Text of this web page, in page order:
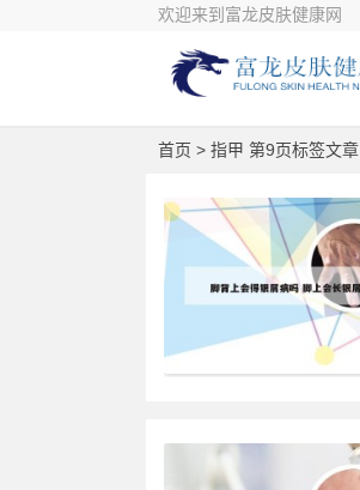
欢迎来到富龙皮肤健康网
首页 > 指甲 第9页标签文章